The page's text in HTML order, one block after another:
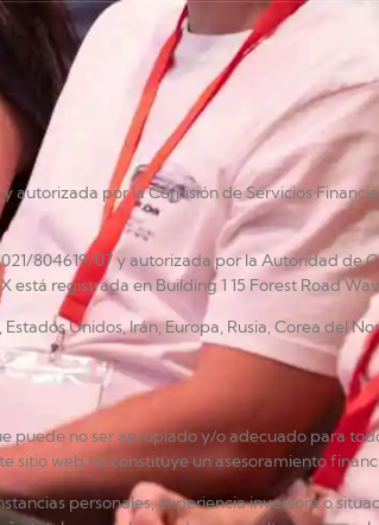
y autorizada por la Comisión de Servicios
804619/07 y autorizada por la Autoridad de
está registrada en Building 1 15 Forest Road
Unidos, Irán, Europa, Rusia, Corea del
no ser apropiado y/o adecuado para
web no constituye un asesoramiento
personales, experiencia inversora o